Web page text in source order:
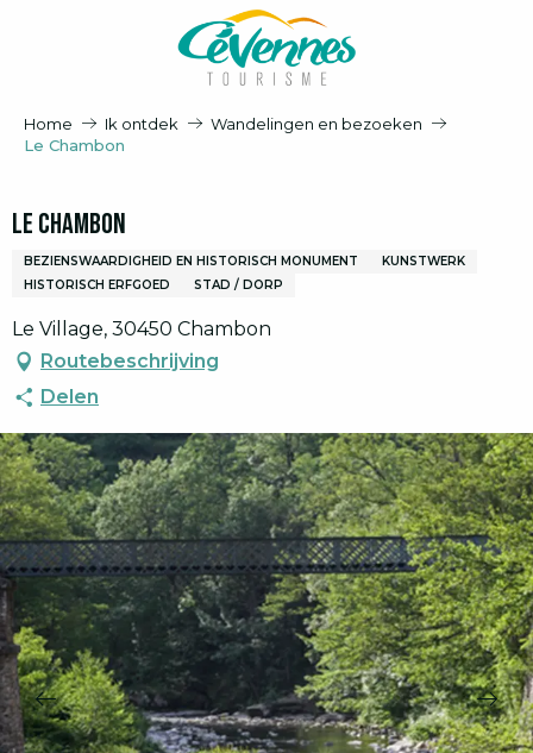
Home Ik ontdek
Wandelingen en bezoeken
Le Chambon
Le Chambon
BEZIENSWAARDIGHEID EN HISTORISCH MONUMENT
KUNSTWERK
HISTORISCH ERFGOED
STAD / DORP
Le Village, 30450 Chambon
Routebeschrijving
Delen